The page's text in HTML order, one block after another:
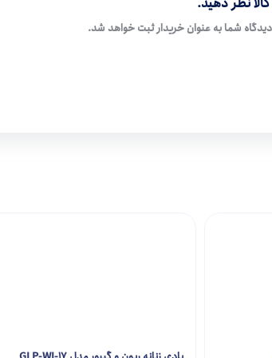
شما به عنوان خریدار ثبت خواهد شد.